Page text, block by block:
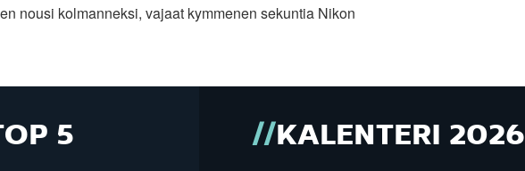
nousi kolmanneksi, vajaat kymmenen sekuntia Nikon
5 KALENTERI 2026